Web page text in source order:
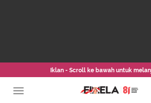
Iklan - Scroll ke bawah untuk